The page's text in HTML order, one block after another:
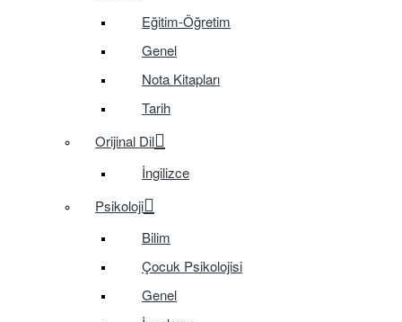
Eğitim-Öğretim
Genel
Nota Kitapları
Tarih
Orijinal Dil
İngilizce
Psikoloji
Bilim
Çocuk Psikolojisi
Genel